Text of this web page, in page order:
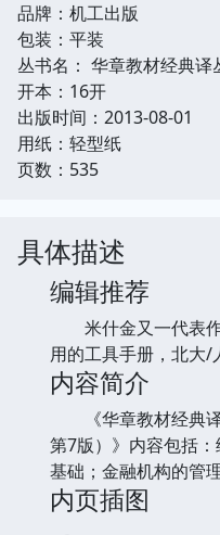
品牌：机工出版
包装：平装
丛书名： 华章教材经典译
开本：16开
出版时间：2013-08-01
用纸：轻型纸
页数：535
具体描述
编辑推荐
米什金又一代表作
用的工具手册，北大/
内容简介
《华章教材经典译
第7版）》内容包括
基础；金融机构的管理
内页插图